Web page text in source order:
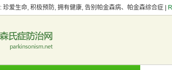
: 珍爱生命, 积极预防, 拥有健康, 告别帕金森病、帕金森综合症 |